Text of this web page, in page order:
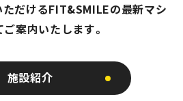
だけるFIT&SMILEの最新マシ
案内いたします。
施設紹介